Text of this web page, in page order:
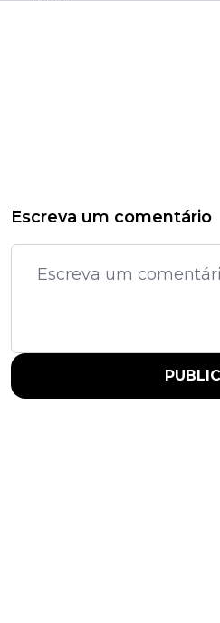
Escreva um comentário